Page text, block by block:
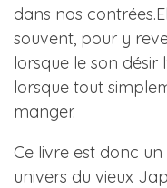
dans nos
souvent, pour y
lorsque le son désir
lorsque tout
manger.
Ce livre est donc
univers du vieux